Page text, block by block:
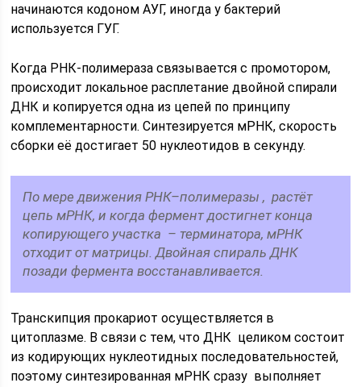
начинаются кодоном АУГ, иногда у бактерий
используется ГУГ.
Когда РНК-полимераза связывается с промотором,
происходит локальное расплетание двойной спирали
ДНК и копируется одна из цепей по принципу
комплементарности. Синтезируется мРНК, скорость
сборки её достигает 50 нуклеотидов в секунду.
По мере движения РНК–полимеразы , растёт
цепь мРНК, и когда фермент достигнет конца
копирующего участка – терминатора, мРНК
отходит от матрицы. Двойная спираль ДНК
позади фермента восстанавливается.
Транскипция прокариот осуществляется в
цитоплазме. В связи с тем, что ДНК целиком состоит
из кодирующих нуклеотидных последовательностей,
поэтому синтезированная мРНК сразу выполняет